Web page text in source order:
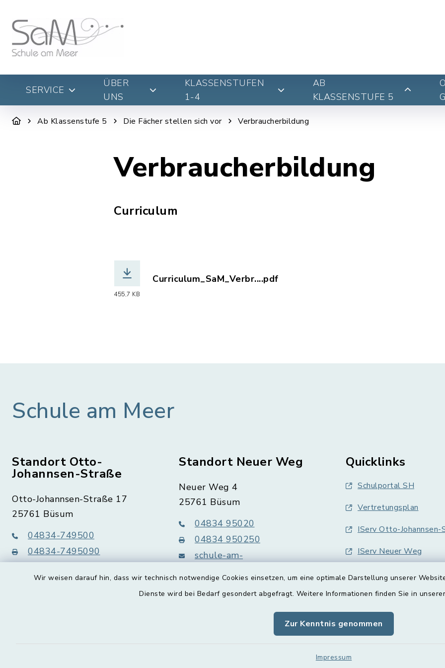
Wir weisen darauf hin, dass wir technisch notwendige Cookies einsetzen, um eine optimale Darstellung unserer
Dienste wird bei Bedarf gesondert abgefragt. Weitere Informationen finden Sie in
Zur Kenntnis genommen
Impressum
SERVICE
ÜBER
UNS
KLASSENSTUFEN
1-4
AB
KLASSENSTUFE 5
Ab Klassenstufe 5 Die Fächer stellen sich vor Verbraucherbildung
Verbraucherbildung
Curriculum
455,7 KB
Curriculum_SaM_Verbr....pdf
Schule am Meer
Standort Otto-
Johannsen-Straße
Otto-Johannsen-Straße 17
25761 Büsum
04834-749500
04834-7495090
meer.buesum@schule.landsh.de
Standort Neuer Weg
Neuer Weg 4
25761 Büsum
04834 95020
04834 950250
schule-am-
Quicklinks
Schulportal SH
Vertretungsplan
IServ Otto-Johannsen-
IServ Neuer Weg